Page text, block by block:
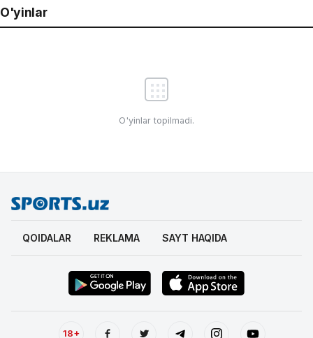
O'yinlar
O'yinlar topilmadi.
QOIDALAR REKLAMA SAYT HAQIDA
18+